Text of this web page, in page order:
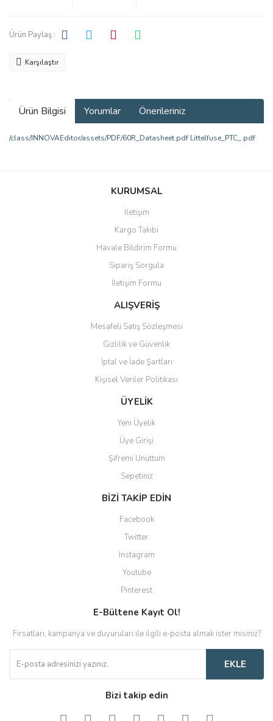
Ürün Paylaş :
Karşılaştır
Ürün Bilgisi Yorumlar Önerileriniz
/class/INNOVAEditor/assets/PDF/60R_Datasheet.pdf Littelfuse_PTC_.pdf
Bu ürüne ilk yorumu siz yapın!
Yorum Yaz
Ürün resmi kalitesiz, bozuk veya görüntülenemiyor.
Ürün açıklamasında eksik bilgiler bulunuyor.
Ürün bilgilerinde hatalar bulunuyor.
Ürün fiyatı diğer sitelerden daha pahalı.
Bu ürüne benzer farklı alternatifler olmalı.
Gönder
KURUMSAL
İletişim
Kargo Takibi
Havale Bildirim Formu
Sipariş Sorgula
İletişim Formu
ALIŞVERİŞ
Mesafeli Satış Sözleşmesi
Gizlilik ve Güvenlik
İptal ve İade Şartları
Kişisel Veriler Politikası
ÜYELİK
Yeni Üyelik
Üye Girişi
Şifremi Unuttum
Sepetiniz
BİZİ TAKİP EDİN
Facebook
Twitter
Instagram
Youtube
Pinterest
E-Bültene Kayıt Ol!
Fırsatları, kampanya ve duyuruları ile ilgili e-posta almak ister misiniz?
EKLE
Bizi takip edin